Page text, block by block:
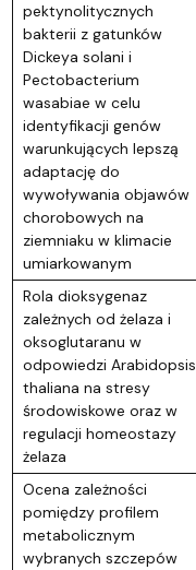
pektynolitycznych
bakterii z gatunków
Dickeya solani i
Pectobacterium
wasabiae w celu
identyfikacji genów
warunkujących lepszą
adaptację do
wywoływania objawów
chorobowych na
ziemniaku w klimacie
umiarkowanym
Rola dioksygenaz
zależnych od żelaza i
oksoglutaranu w
odpowiedzi Arabidopsis
thaliana na stresy
środowiskowe oraz w
regulacji homeostazy
żelaza
Ocena zależności
pomiędzy profilem
metabolicznym
wybranych szczepów